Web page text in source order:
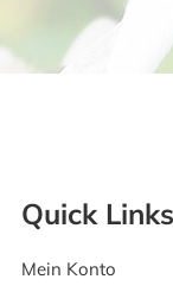
Quick Links
Mein Konto